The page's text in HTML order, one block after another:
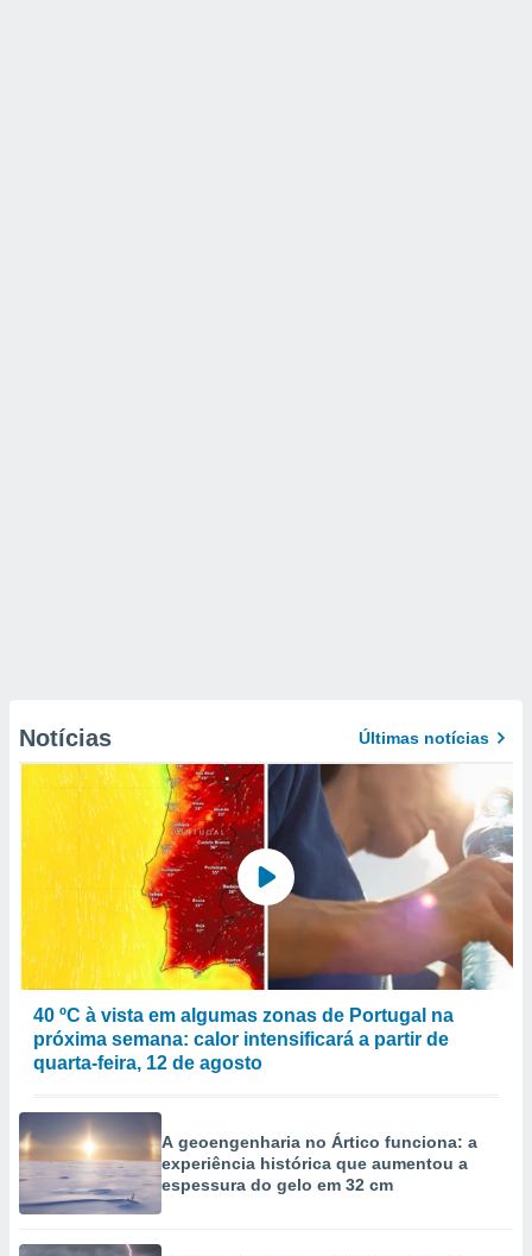
Notícias Últimas notícias
40 ºC à vista em algumas zonas de Portugal na
próxima semana: calor intensificará a partir de
quarta-feira, 12 de agosto
A geoengenharia no Ártico funciona: a
experiência histórica que aumentou a
espessura do gelo em 32 cm